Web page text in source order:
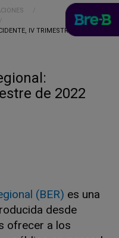
IV TRIMESTRE DE
de 2022
(BER) es una
desde
ofrecer a los